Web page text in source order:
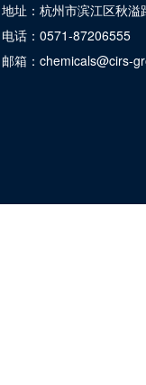
地址： 杭州市滨江区秋
电话： 0571-87206555
邮箱： chemicals@cirs-